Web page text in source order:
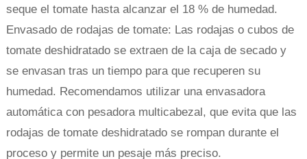
seque el tomate hasta alcanzar el 18 % de humedad.
Envasado de rodajas de tomate: Las rodajas o cubos de
tomate deshidratado se extraen de la caja de secado y
se envasan tras un tiempo para que recuperen su
humedad. Recomendamos utilizar una envasadora
automática con pesadora multicabezal, que evita que las
rodajas de tomate deshidratado se rompan durante el
proceso y permite un pesaje más preciso.